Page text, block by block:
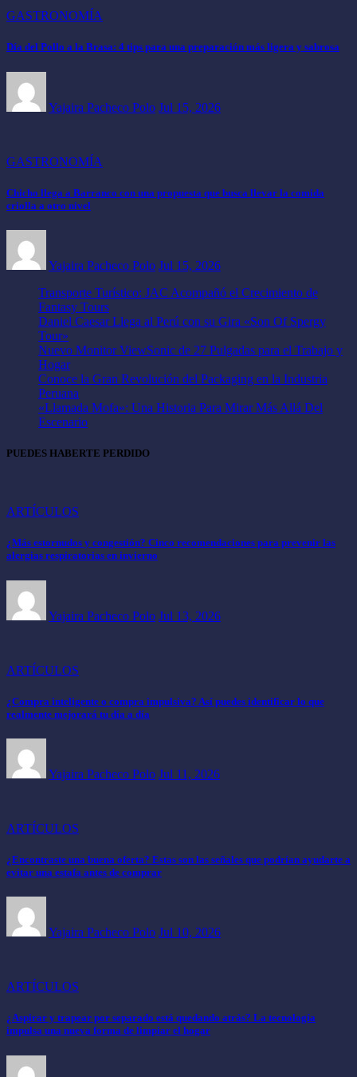
GASTRONOMÍA
Día del Pollo a la Brasa: 4 tips para una preparación más ligera y sabrosa
Yajaira Pacheco Polo Jul 15, 2026
GASTRONOMÍA
Chicho llega a Barranco con una propuesta que busca llevar la comida
criolla a otro nivel
Yajaira Pacheco Polo Jul 15, 2026
Transporte Turístico: JAC Acompañó el Crecimiento de
Fantasy Tours
Daniel Caesar Llega al Perú con su Gira «Son Of Spergy
Tour»
Nuevo Monitor ViewSonic de 27 Pulgadas para el Trabajo y
Hogar
Conoce la Gran Revolución del Packaging en la Industria
Peruana
«Llamada Mofa»: Una Historia Para Mirar Más Allá Del
Escenario
PUEDES HABERTE PERDIDO
ARTÍCULOS
¿Más estornudos y congestión? Cinco recomendaciones para prevenir las
alergias respiratorias en invierno
Yajaira Pacheco Polo Jul 13, 2026
ARTÍCULOS
¿Compra inteligente o compra impulsiva? Así puedes identificar lo que
realmente mejorará tu día a día
Yajaira Pacheco Polo Jul 11, 2026
ARTÍCULOS
¿Encontraste una buena oferta? Estas son las señales que podrían ayudarte a
evitar una estafa antes de comprar
Yajaira Pacheco Polo Jul 10, 2026
ARTÍCULOS
¿Aspirar y trapear por separado está quedando atrás? La tecnología
impulsa una nueva forma de limpiar el hogar